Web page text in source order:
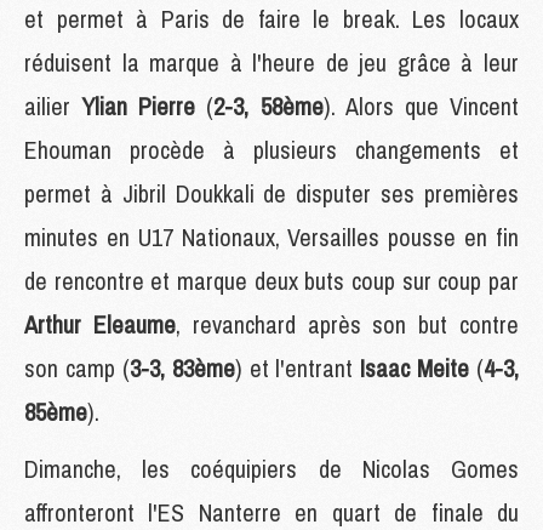
et permet à Paris de faire le break. Les locaux
réduisent la marque à l'heure de jeu grâce à leur
ailierYlian Pierre (2-3, 58ème). Alors que Vincent
Ehouman procède à plusieurs changements et
permet à Jibril Doukkali de disputer ses premières
minutes en U17 Nationaux, Versailles pousse en fin
de rencontre et marque deux buts coup sur coup par
Arthur Eleaume, revanchard après son but contre
son camp (3-3, 83ème) et l'entrant Isaac Meite (4-3,
85ème).
Dimanche, les coéquipiers de Nicolas Gomes
affronteront l'ES Nanterre en quart de finale du